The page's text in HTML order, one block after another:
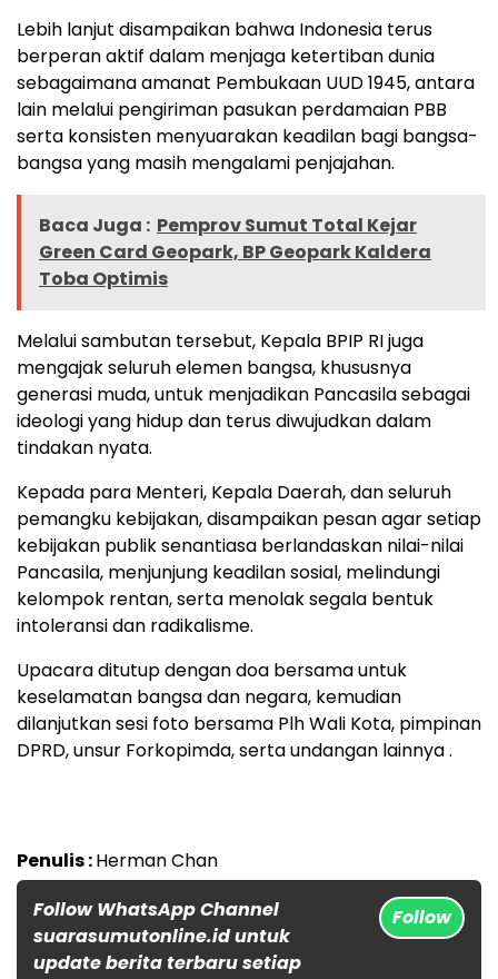
Lebih lanjut disampaikan bahwa Indonesia terus
berperan aktif dalam menjaga ketertiban dunia
sebagaimana amanat Pembukaan UUD 1945, antara
lain melalui pengiriman pasukan perdamaian PBB
serta konsisten menyuarakan keadilan bagi bangsa-
bangsa yang masih mengalami penjajahan.
Baca Juga : Pemprov Sumut Total Kejar
Green Card Geopark, BP Geopark Kaldera
Toba Optimis
Melalui sambutan tersebut, Kepala BPIP RI juga
mengajak seluruh elemen bangsa, khususnya
generasi muda, untuk menjadikan Pancasila sebagai
ideologi yang hidup dan terus diwujudkan dalam
tindakan nyata.
Kepada para Menteri, Kepala Daerah, dan seluruh
pemangku kebijakan, disampaikan pesan agar setiap
kebijakan publik senantiasa berlandaskan nilai-nilai
Pancasila, menjunjung keadilan sosial, melindungi
kelompok rentan, serta menolak segala bentuk
intoleransi dan radikalisme.
Upacara ditutup dengan doa bersama untuk
keselamatan bangsa dan negara, kemudian
dilanjutkan sesi foto bersama Plh Wali Kota, pimpinan
DPRD, unsur Forkopimda, serta undangan lainnya .
Penulis :Herman Chan
Follow WhatsApp Channel
suarasumutonline.id untuk
update berita terbaru setiap
Follow